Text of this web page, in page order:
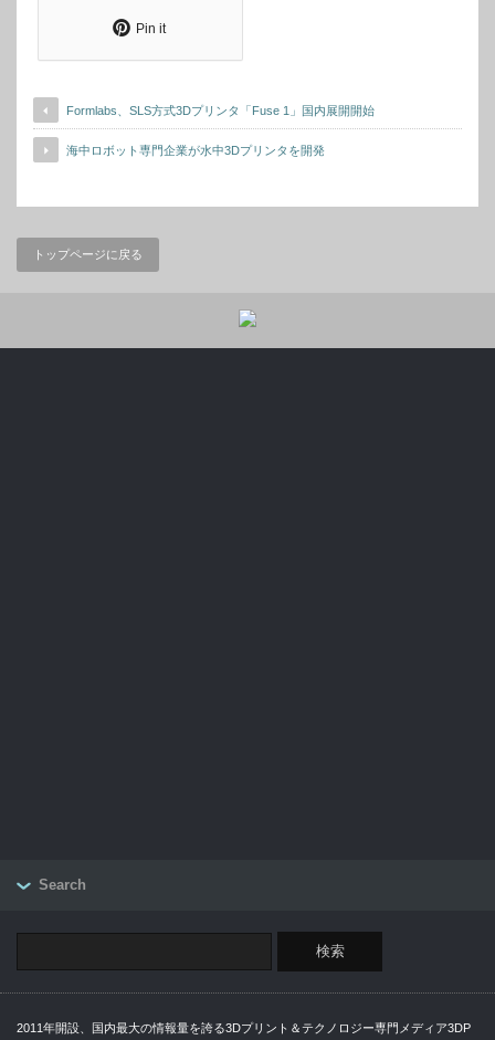
Pin it
Formlabs、SLS方式3Dプリンタ「Fuse 1」国内展開開始
海中ロボット専門企業が水中3Dプリンタを開発
トップページに戻る
Search
2011年開設、国内最大の情報量を誇る3Dプリント＆テクノロジー専門メディア3DP